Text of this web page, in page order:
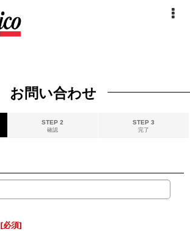
お問い合わせ
STEP 2
確認
STEP 3
完了
[必須]